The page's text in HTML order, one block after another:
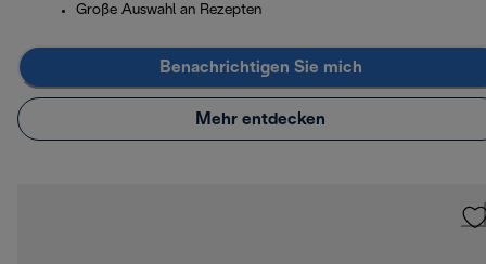
Große Auswahl an Rezepten
Benachrichtigen Sie mich
Mehr entdecken